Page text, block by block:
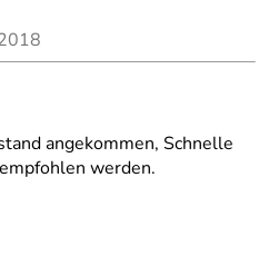
angekommen, Schnelle
werden.